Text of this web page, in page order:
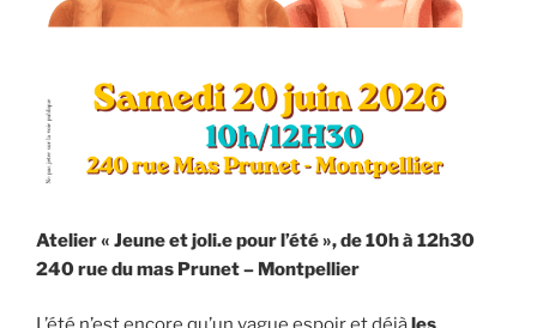
Atelier « Jeune et joli.e pour l’été », de 10h à 12h30
240 rue du mas Prunet – Montpellier